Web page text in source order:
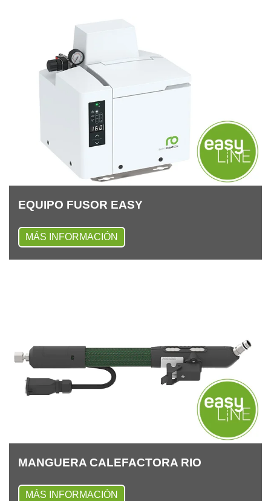
EQUI­PO FU­SOR EASY
MÁS INFORMACIÓN
MAN­GUE­RA CALE­FAC­TO­RA RIO
MÁS INFORMACIÓN